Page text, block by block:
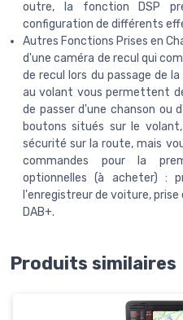
outre, la fonction DSP
configuration de différents
Autres Fonctions Prises en
d'une caméra de recul qui
de recul lors du passage de
au volant vous permettent
de passer d'une chanson ou
boutons situés sur le
sécurité sur la route, mais
commandes pour la
optionnelles (à acheter) :
l'enregistreur de voiture, prise
DAB+.
Produits similaires